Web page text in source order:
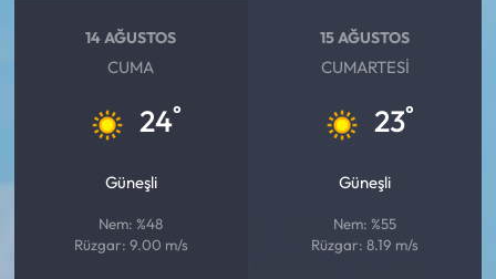
14 AĞUSTOS
CUMA
24°
Güneşli
Nem: %48
Rüzgar: 9.00 m/s
15 AĞUSTOS
CUMARTESI
23°
Güneşli
Nem: %55
Rüzgar: 8.19 m/s